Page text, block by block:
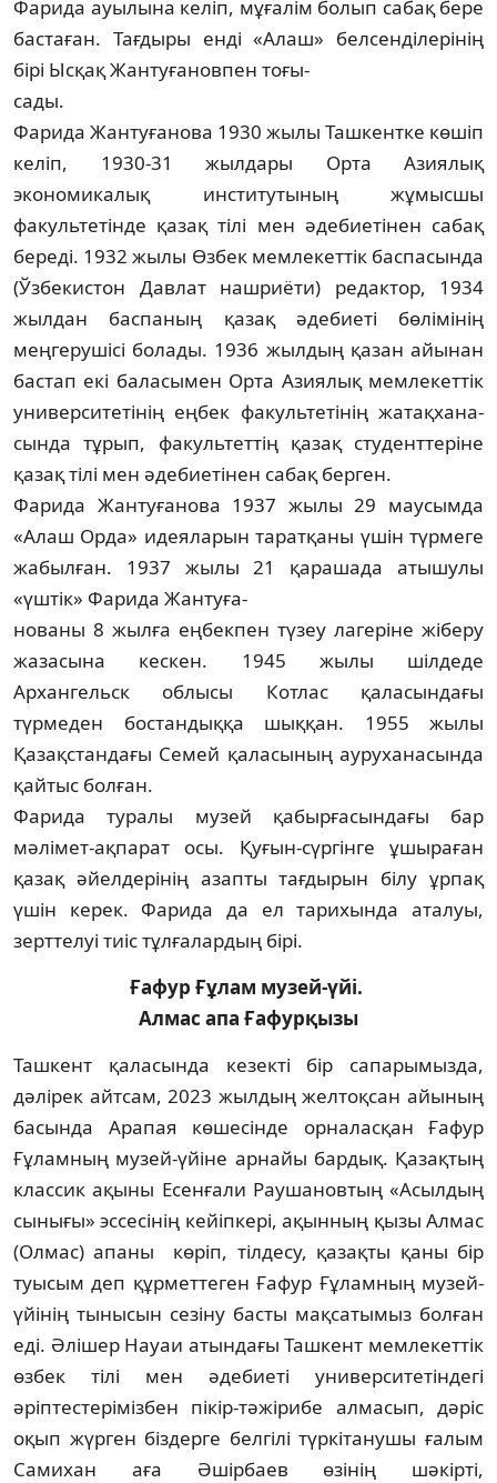
Фарида ауылына келіп, мұғалім болып сабақ бере
бастаған. Тағдыры енді «Алаш» белсен­ділерінің
бірі Ысқақ Жантуғановпен тоғы-
с­ады.
Фарида Жантуғанова 1930 жылы Таш­кентке көшіп
келіп, 1930-31 жылдары Орта Азия­лық
экономикалық институтының жұмыс­шы
факультетінде қазақ тілі мен әдебиетінен сабақ
береді. 1932 жылы Өзбек мемлекеттік баспасында
(Ўзбекистон Давлат нашриёти) редактор, 1934
жылдан баспаның қазақ әдебиеті бөлімінің
меңгерушісі болады. 1936 жылдың қазан айынан
бастап екі бала­сымен Орта Азиялық мемлекеттік
уни­вер­ситетінің еңбек факультетінің жатақхана­
сында тұрып, факультеттің қазақ студент­теріне
қазақ тілі мен әдебиетінен сабақ берген.
Фарида Жантуғанова 1937 жылы 29 мау­сымда
«Алаш Орда» идеяларын таратқаны үшін түрмеге
жабылған. 1937 жылы 21 қара­шада атышулы
«үштік» Фарида Жантуға-
н­ованы 8 жылға еңбекпен түзеу лагеріне жіберу
жазасына кескен. 1945 жылы шілдеде
Архангельск облысы Котлас қаласындағы
түрмеден бостандыққа шыққан. 1955 жылы
Қазақстандағы Семей қаласының аурухана­сын­да
қайтыс болған.
Фарида туралы музей қабырғасындағы бар
мәлімет-ақпарат осы. Қуғын-сүргінге ұш­ыра­ған
қазақ әйелдерінің азапты тағдырын білу ұрпақ
үшін керек. Фарида да ел тарихында аталуы,
зерттелуі тиіс тұлға­лардың бірі.
Ғафур Ғұлам музей-үйі.
Алмас апа Ғафурқызы
Ташкент қаласында кезекті бір сапары­мызда,
дәлірек айтсам, 2023 жылдың жел­тоқсан айының
басында Арапая көшесінде орналасқан Ғафур
Ғұламның музей-үйіне арнайы бардық. Қазақтың
классик ақыны Есенғали Раушановтың «Асылдың
сынығы» эссесінің кейіпкері, ақынның қызы Алмас
(Олмас) апаны көріп, тілдесу, қазақты қаны бір
туысым деп құрметтеген Ғафур Ғұламның музей-
үйінің тынысын сезіну басты мақ­сатымыз болған
еді. Әлішер Науаи атындағы Ташкент мемлекеттік
өзбек тілі мен әдебиеті университетіндегі
әріптестерімізбен пікір-тәжірибе алмасып, дәріс
оқып жүрген біздерге белгілі түркітанушы ғалым
Самихан аға Әшірбаев өзінің шәкірті,